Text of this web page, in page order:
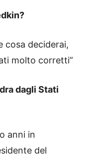
cosa deciderai,
molto corretti”
dagli Stati
anni in
del